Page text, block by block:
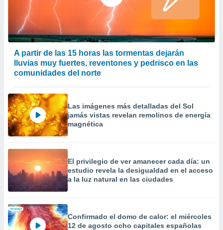
A partir de las 15 horas las tormentas dejarán
lluvias muy fuertes, reventones y pedrisco en las
comunidades del norte
Las imágenes más detalladas del Sol
jamás vistas revelan remolinos de energía
magnética
El privilegio de ver amanecer cada día: un
estudio revela la desigualdad en el acceso
a la luz natural en las ciudades
Confirmado el domo de calor: el miércoles
12 de agosto ocho capitales españolas